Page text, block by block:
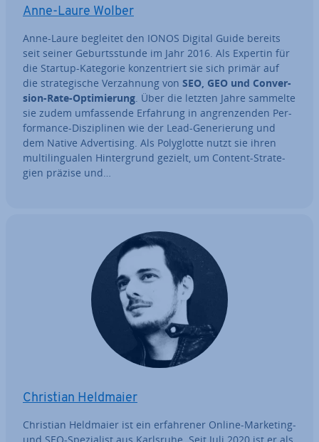
Anne-Laure Wolber
Anne-Laure begleitet den IONOS Digital Guide bereits
seit seiner Ge­burts­stun­de im Jahr 2016. Als Expertin für
die Startup-Kategorie kon­zen­triert sie sich primär auf
die stra­te­gi­sche Ver­zah­nung von SEO, GEO und Con­ver­
si­on-Rate-Op­ti­mie­rung. Über die letzten Jahre sammelte
sie zudem um­fas­sen­de Erfahrung in an­gren­zen­den Per­
for­mance-Dis­zi­pli­nen wie der Lead-Ge­ne­rie­rung und
dem Native Ad­ver­ti­sing. Als Po­ly­glot­te nutzt sie ihren
mul­ti­l­in­gua­len Hin­ter­grund gezielt, um Content-Stra­te­
gien präzise und…
Christian Heldmaier
Christian Heldmaier ist ein er­fah­re­ner Online-Marketing-